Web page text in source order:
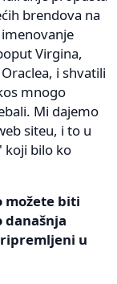
brendova na
Virgina,
i shvatili
mnogo
Mi dajemo
siteu, i to u
koji bilo ko
možete biti
današnja
u